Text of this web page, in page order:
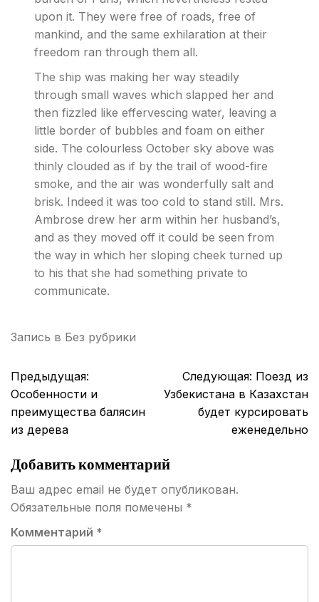
upon it. They were free of roads, free of
mankind, and the same exhilaration at their
freedom ran through them all.
The ship was making her way steadily
through small waves which slapped her and
then fizzled like effervescing water, leaving a
little border of bubbles and foam on either
side. The colourless October sky above was
thinly clouded as if by the trail of wood-fire
smoke, and the air was wonderfully salt and
brisk. Indeed it was too cold to stand still. Mrs.
Ambrose drew her arm within her husband’s,
and as they moved off it could be seen from
the way in which her sloping cheek turned up
to his that she had something private to
communicate.
Запись в Без рубрики
Навигация
по
Предыдущая:
Особенности и
преимущества балясин
из дерева
Следующая: Поезд из
Узбекистана в Казахстан
будет курсировать
еженедельно
Добавить комментарий
Ваш адрес email не будет опубликован.
Обязательные поля помечены *
Комментарий *